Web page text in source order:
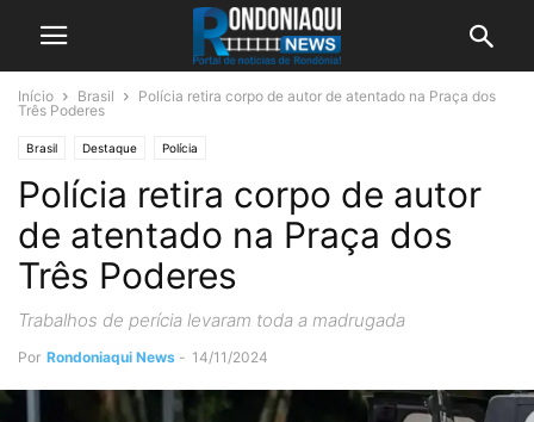
Início Brasil
Polícia retira corpo de autor de atentado na Praça dos
Três Poderes
Brasil Destaque Polícia
Polícia retira corpo de autor
de atentado na Praça dos
Três Poderes
Trabalhos de perícia levaram toda a madrugada
Por Rondoniaqui News - 14/11/2024